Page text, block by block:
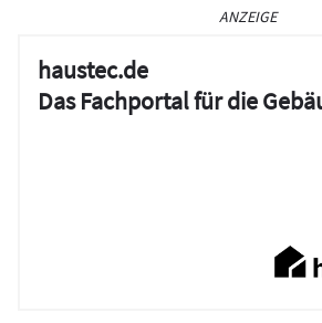
ANZEIGE
haustec.de
Das Fachportal für die